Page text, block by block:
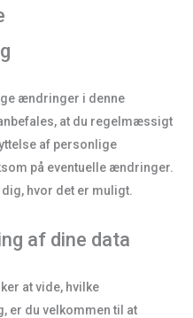
ændringer i denne
at du regelmæssigt
af personlige
på eventuelle ændringer.
hvor det er muligt.
af dine data
at vide, hvilke
er du velkommen til at